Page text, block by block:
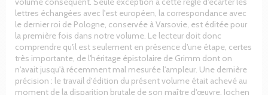
lettres échangées avec l'est européen, la correspondance avec
le dernier roi de Pologne, conservée à Varsovie, est éditée pour
la première fois dans notre volume. Le lecteur doit donc
comprendre qu'il est seulement en présence d'une étape, certes
très importante, de l'héritage épistolaire de Grimm dont on
n'avait jusqu'à récemment mal mesurée l'ampleur. Une dernière
précision : le travail d'édition du présent volume était achevé au
moment de la disparition brutale de son maître d'œuvre, Jochen